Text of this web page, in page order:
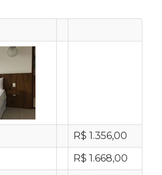
R$ 1.356,00
R$ 1.668,00